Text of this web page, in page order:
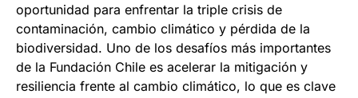
oportunidad para enfrentar la triple crisis de
contaminación, cambio climático y pérdida de la
biodiversidad. Uno de los desafíos más importantes
de la Fundación Chile es acelerar la mitigación y
resiliencia frente al cambio climático, lo que es clave